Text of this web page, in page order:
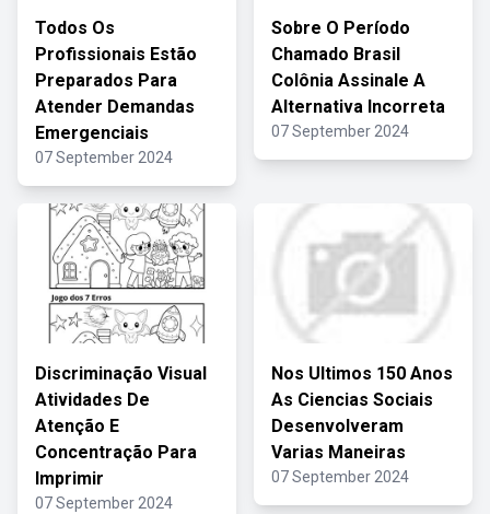
Todos Os
Profissionais Estão
Preparados Para
Atender Demandas
Emergenciais
07 September 2024
Sobre O Período
Chamado Brasil
Colônia Assinale A
Alternativa Incorreta
07 September 2024
Discriminação Visual
Atividades De
Atenção E
Concentração Para
Imprimir
07 September 2024
Nos Ultimos 150 Anos
As Ciencias Sociais
Desenvolveram
Varias Maneiras
07 September 2024